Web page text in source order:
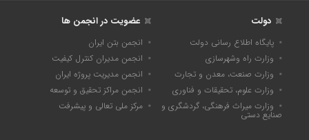
دولت
پایگاه اطلاع رسانی دولت
وزارت راه وشهرسازی
وزارت صنعت، معدن و تجارت
وزارت علوم، تحقیقات و فناوری
وزارت میراث فرهنگی، گردشگری و
صنایع دستی
عضویت در انجمن ها
انجمن بتن ایران
انجمن مدیران کنترل کیفیت
انجمن مدیریت پروژه ایران
انجمن مراکز تحقیق و توسعه
مرکز ملی تعالی و پیشرفت